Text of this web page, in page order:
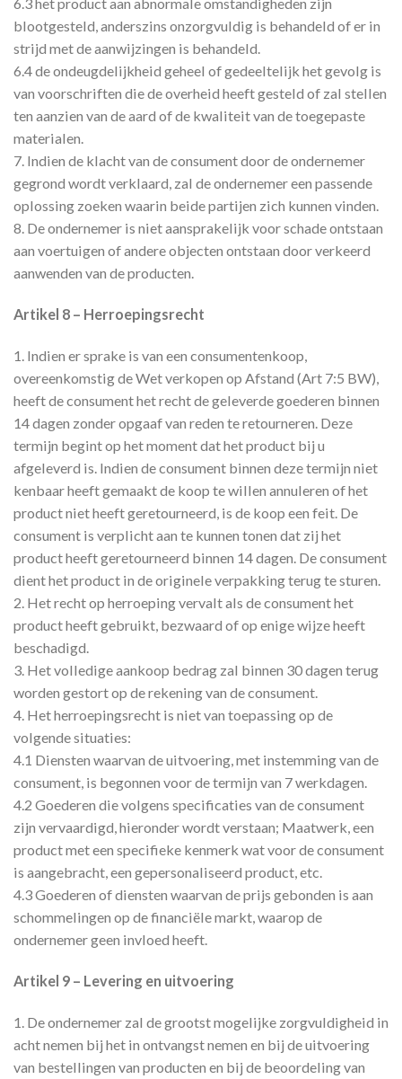
blootgesteld, anderszins onzorgvuldig is behandeld of er in
strijd met de aanwijzingen is behandeld.
6.4 de ondeugdelijkheid geheel of gedeeltelijk het gevolg is
van voorschriften die de overheid heeft gesteld of zal stellen
ten aanzien van de aard of de kwaliteit van de toegepaste
materialen.
7. Indien de klacht van de consument door de ondernemer
gegrond wordt verklaard, zal de ondernemer een passende
oplossing zoeken waarin beide partijen zich kunnen vinden.
8. De ondernemer is niet aansprakelijk voor schade ontstaan
aan voertuigen of andere objecten ontstaan door verkeerd
aanwenden van de producten.
Artikel 8 – Herroepingsrecht
1. Indien er sprake is van een consumentenkoop,
overeenkomstig de Wet verkopen op Afstand (Art 7:5 BW),
heeft de consument het recht de geleverde goederen binnen
14 dagen zonder opgaaf van reden te retourneren. Deze
termijn begint op het moment dat het product bij u
afgeleverd is. Indien de consument binnen deze termijn niet
kenbaar heeft gemaakt de koop te willen annuleren of het
product niet heeft geretourneerd, is de koop een feit. De
consument is verplicht aan te kunnen tonen dat zij het
product heeft geretourneerd binnen 14 dagen. De consument
dient het product in de originele verpakking terug te sturen.
2. Het recht op herroeping vervalt als de consument het
product heeft gebruikt, bezwaard of op enige wijze heeft
beschadigd.
3. Het volledige aankoop bedrag zal binnen 30 dagen terug
worden gestort op de rekening van de consument.
4. Het herroepingsrecht is niet van toepassing op de
volgende situaties:
4.1 Diensten waarvan de uitvoering, met instemming van de
consument, is begonnen voor de termijn van 7 werkdagen.
4.2 Goederen die volgens specificaties van de consument
zijn vervaardigd, hieronder wordt verstaan; Maatwerk, een
product met een specifieke kenmerk wat voor de consument
is aangebracht, een gepersonaliseerd product, etc.
4.3 Goederen of diensten waarvan de prijs gebonden is aan
schommelingen op de financiële markt, waarop de
ondernemer geen invloed heeft.
Artikel 9 – Levering en uitvoering
1. De ondernemer zal de grootst mogelijke zorgvuldigheid in
acht nemen bij het in ontvangst nemen en bij de uitvoering
van bestellingen van producten en bij de beoordeling van